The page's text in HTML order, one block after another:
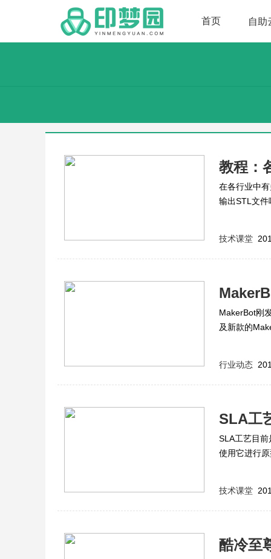
首页 自助
教程：
在各行业中
输出STL文件
技术课堂
承诺更
MakerBot刚
及新款的
行业动态
SLA工
SLA工艺目
使用它进行
技术课堂
酷冷至